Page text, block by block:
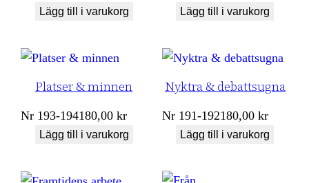
Lägg till i varukorg Lägg till i varukorg
Platser & minnen
Nr 193-194180,00kr
Lägg till i varukorg
Nyktra & debattsugna
Nr 191-192180,00kr
Lägg till i varukorg